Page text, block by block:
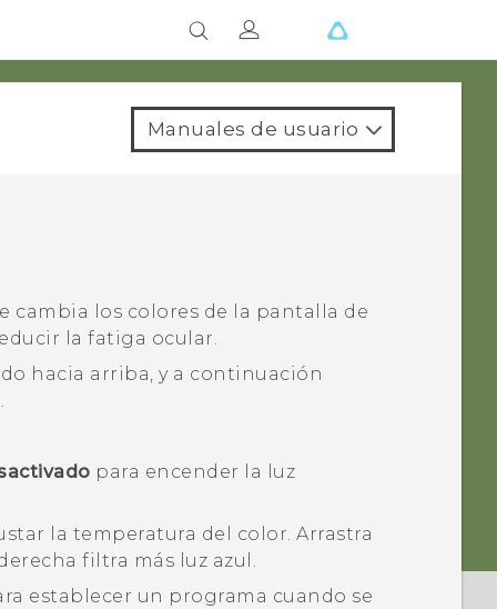
Manuales de usuario
los colores de la pantalla de
la fatiga ocular.
hacia arriba, y a continuación
.
para encender la luz
la temperatura del color.Arrastra
filtra más luz azul.
establecer un programa cuando se